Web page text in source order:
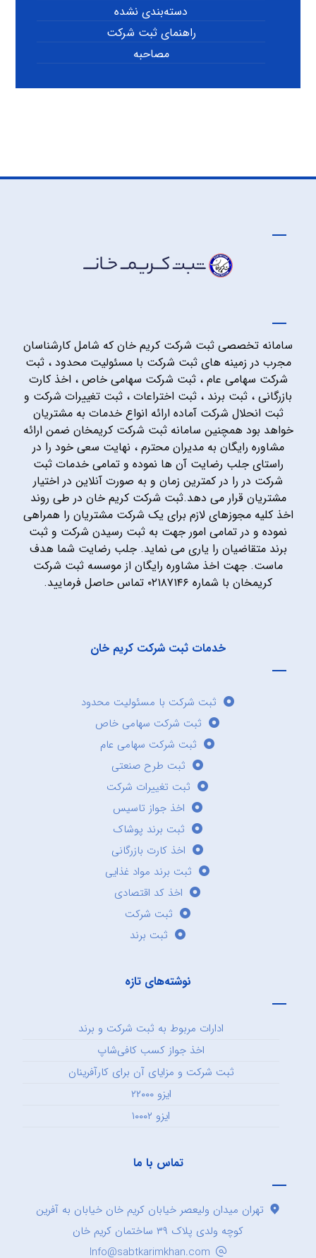
دسته‌بندی نشده
راهنمای ثبت شرکت
مصاحبه
سامانه تخصصی ثبت شرکت کریم خان که شامل کارشناسان
مجرب در زمینه های ثبت شرکت با مسئولیت محدود ، ثبت
شرکت سهامی عام ، ثبت شرکت سهامی خاص ، اخذ کارت
بازرگانی ، ثبت برند ، ثبت اختراعات ، ثبت تغییرات شرکت و
ثبت انحلال شرکت آماده ارائه انواع خدمات به مشتریان
خواهد بود همچنین سامانه ثبت شرکت کریمخان ضمن ارائه
مشاوره رایگان به مدیران محترم ، نهایت سعی خود را در
راستای جلب رضایت آن ها نموده و تمامی خدمات ثبت
شرکت در را در کمترین زمان و به صورت آنلاین در اختیار
مشتریان قرار می دهد.ثبت شرکت کریم خان در طی روند
اخذ کلیه مجوزهای لازم برای یک شرکت مشتریان را همراهی
نموده و در تمامی امور جهت به ثبت رسیدن شرکت و ثبت
برند متقاضیان را یاری می نماید. جلب رضایت شما هدف
ماست. جهت اخذ مشاوره رایگان از موسسه ثبت شرکت
کریمخان با شماره ۰۲۱۸۷۱۴۶ تماس حاصل فرمایید.
خدمات ثبت شرکت کریم خان
ثبت شرکت با مسئولیت محدود
ثبت شرکت سهامی خاص
ثبت شرکت سهامی عام
ثبت طرح صنعتی
ثبت تغییرات شرکت
اخذ جواز تاسیس
ثبت برند پوشاک
اخذ کارت بازرگانی
ثبت برند مواد غذایی
اخذ کد اقتصادی
ثبت شرکت
ثبت برند
نوشته‌های تازه
ادارات مربوط به ثبت شرکت و برند
اخذ جواز کسب کافی‌شاپ
ثبت شرکت و مزایای آن برای کارآفرینان
ایزو ۲۲۰۰۰
ایزو ۱۰۰۰۲
تماس با ما
تهران میدان ولیعصر خیابان کریم خان خیابان به آفرین
کوچه ولدی پلاک ۳۹ ساختمان کریم خان
Info@sabtkarimkhan.com